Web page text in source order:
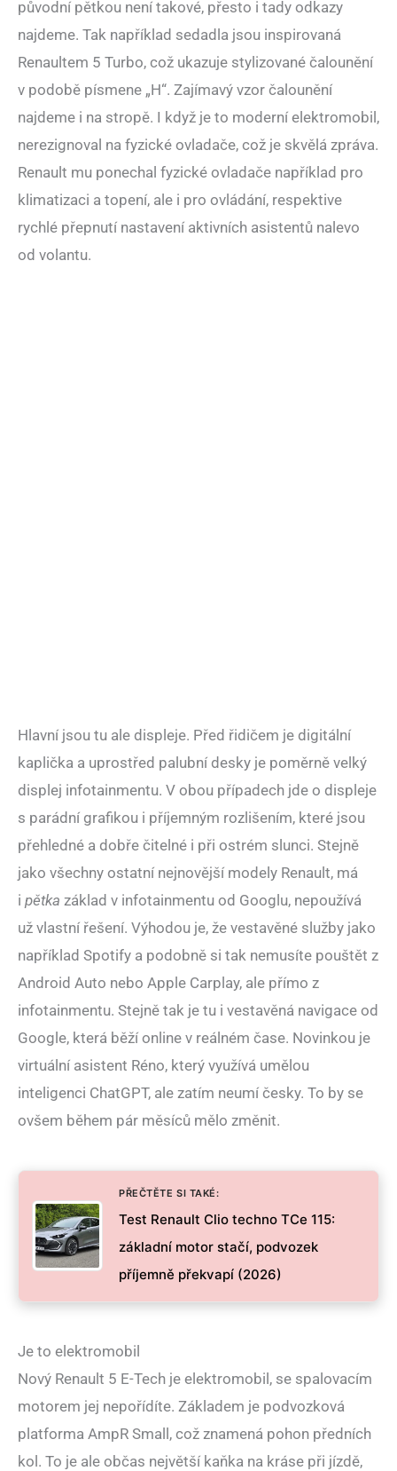
původní pětkou není takové, přesto i tady odkazy
najdeme. Tak například sedadla jsou inspirovaná
Renaultem 5 Turbo, což ukazuje stylizované čalounění
v podobě písmene „H“. Zajímavý vzor čalounění
najdeme i na stropě. I když je to moderní elektromobil,
nerezignoval na fyzické ovladače, což je skvělá zpráva.
Renault mu ponechal fyzické ovladače například pro
klimatizaci a topení, ale i pro ovládání, respektive
rychlé přepnutí nastavení aktivních asistentů nalevo
od volantu.
Hlavní jsou tu ale displeje. Před řidičem je digitální
kaplička a uprostřed palubní desky je poměrně velký
displej infotainmentu. V obou případech jde o displeje
s parádní grafikou i příjemným rozlišením, které jsou
přehledné a dobře čitelné i při ostrém slunci. Stejně
jako všechny ostatní nejnovější modely Renault, má
i pětka základ v infotainmentu od Googlu, nepoužívá
už vlastní řešení. Výhodou je, že vestavěné služby jako
například Spotify a podobně si tak nemusíte pouštět z
Android Auto nebo Apple Carplay, ale přímo z
infotainmentu. Stejně tak je tu i vestavěná navigace od
Google, která běží online v reálném čase. Novinkou je
virtuální asistent Réno, který využívá umělou
inteligenci ChatGPT, ale zatím neumí česky. To by se
ovšem během pár měsíců mělo změnit.
PŘEČTĚTE SI TAKÉ:
Test Renault Clio techno TCe 115:
základní motor stačí, podvozek
příjemně překvapí (2026)
Je to elektromobil
Nový Renault 5 E-Tech je elektromobil, se spalovacím
motorem jej nepořídíte. Základem je podvozková
platforma AmpR Small, což znamená pohon předních
kol. To je ale občas největší kaňka na kráse při jízdě,